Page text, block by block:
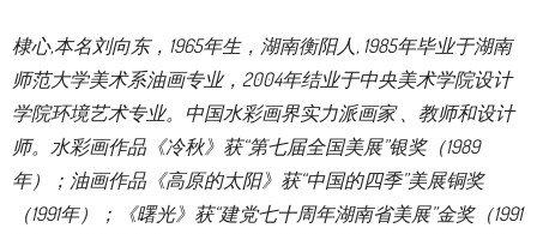
棣心,本名刘向东，1965年生，湖南衡阳人, 1985年毕业于湖南
师范大学美术系油画专业，2004年结业于中央美术学院设计
学院环境艺术专业。中国水彩画界实力派画家 、教师和设计
师。水彩画作品《冷秋》获“第七届全国美展”银奖（1989
年）；油画作品《高原的太阳》获“中国的四季”美展铜奖
（1991年）；《曙光》获“建党七十周年湖南省美展”金奖（1991